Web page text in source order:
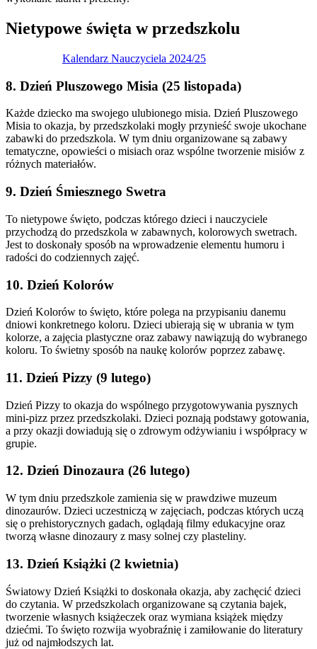
Nietypowe święta w przedszkolu
Kalendarz Nauczyciela 2024/25
8. Dzień Pluszowego Misia (25 listopada)
Każde dziecko ma swojego ulubionego misia. Dzień Pluszowego
Misia to okazja, by przedszkolaki mogły przynieść swoje ukochane
zabawki do przedszkola. W tym dniu organizowane są zabawy
tematyczne, opowieści o misiach oraz wspólne tworzenie misiów z
różnych materiałów.
9. Dzień Śmiesznego Swetra
To nietypowe święto, podczas którego dzieci i nauczyciele
przychodzą do przedszkola w zabawnych, kolorowych swetrach.
Jest to doskonały sposób na wprowadzenie elementu humoru i
radości do codziennych zajęć.
10. Dzień Kolorów
Dzień Kolorów to święto, które polega na przypisaniu danemu
dniowi konkretnego koloru. Dzieci ubierają się w ubrania w tym
kolorze, a zajęcia plastyczne oraz zabawy nawiązują do wybranego
koloru. To świetny sposób na naukę kolorów poprzez zabawę.
11. Dzień Pizzy (9 lutego)
Dzień Pizzy to okazja do wspólnego przygotowywania pysznych
mini-pizz przez przedszkolaki. Dzieci poznają podstawy gotowania,
a przy okazji dowiadują się o zdrowym odżywianiu i współpracy w
grupie.
12. Dzień Dinozaura (26 lutego)
W tym dniu przedszkole zamienia się w prawdziwe muzeum
dinozaurów. Dzieci uczestniczą w zajęciach, podczas których uczą
się o prehistorycznych gadach, oglądają filmy edukacyjne oraz
tworzą własne dinozaury z masy solnej czy plasteliny.
13. Dzień Książki (2 kwietnia)
Światowy Dzień Książki to doskonała okazja, aby zachęcić dzieci
do czytania. W przedszkolach organizowane są czytania bajek,
tworzenie własnych książeczek oraz wymiana książek między
dziećmi. To święto rozwija wyobraźnię i zamiłowanie do literatury
już od najmłodszych lat.